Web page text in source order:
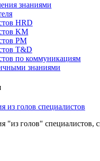
знаниями
HRD
KM
PM
T&D
по коммуникациям
знаниями
из голов специалистов
"из голов" специалистов,